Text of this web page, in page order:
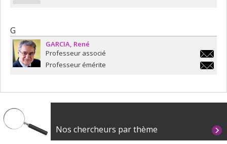
G
GARCIA René
Professeur associé
Professeur émérite
Nos chercheurs par thème